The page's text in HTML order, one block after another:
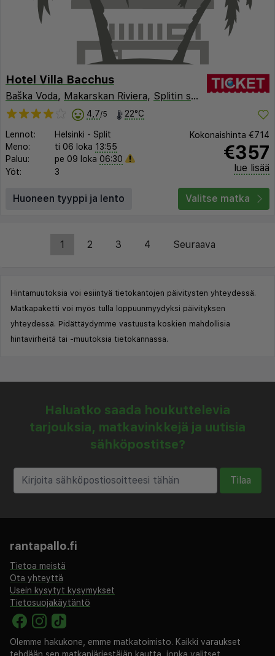
Hotel Villa Bacchus
Baška Voda, Makarskan Riviera, Splitin seutu ,Kroatia
4,7/5 22°C
Lennot: Helsinki - Split
Meno:
ti 06 loka 13:55
Paluu:
pe 09 loka 06:30
Yöt:
3
Kokonaishinta €714
€357
lue lisää
Huoneen tyyppi ja lento Valitse matka
1 2 3 4 Seuraava
Hintamuutoksia voi esiintyä tietokantojen päivitysten yhteydessä.
Matkapaketti voi myös tulla loppuunmyydyksi päivityksen
yhteydessä. Pidättäydymme vastuusta koskien mahdollisia
hintavirheitä tai -muutoksia tietokannassa.
Haluatko saada houkuttelevia
tarjouksia, matkavinkkejä ja uutisia
sähköpostitse?
Tilaa
rantapallo.fi
Tietoa meistä
Ota yhteyttä
Usein kysytyt kysymykset
Tietosuojakäytäntö
Olemme hakukone, emme matkatoimisto. Kaikki varaukset